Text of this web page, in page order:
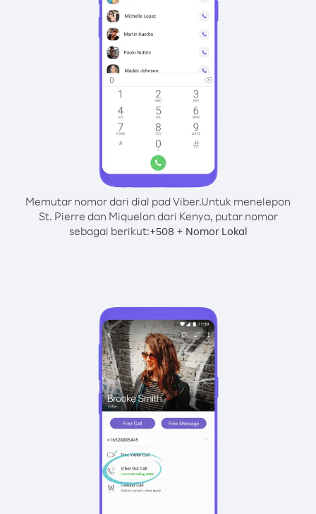
Memutar nomor dari dial pad Viber.Untuk menelepon
St. Pierre dan Miquelon dari Kenya, putar nomor
sebagai berikut:+508 + Nomor Lokal